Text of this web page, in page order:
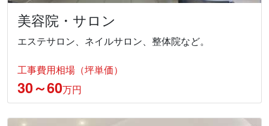
美容院・サロン
エステサロン、ネイルサロン、整体院など。
工事費用相場（坪単価）
30～60万円